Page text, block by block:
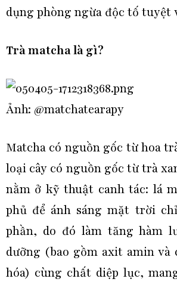
dụng phòng ngừa độc tố tuyệt
Trà matcha là gì?
Ảnh: @matchatearapy
Matcha có nguồn gốc từ hoa
loại cây có nguồn gốc từ trà
nằm ở kỹ thuật canh tác: lá
phủ để ánh sáng mặt trời
phần, do đó làm tăng hàm
dưỡng (bao gồm axit amin và
hóa) cùng chất diệp lục,